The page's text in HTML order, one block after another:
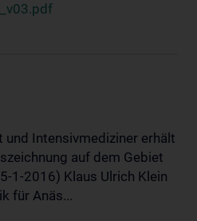
und Intensivmediziner erhält
auf dem Gebiet
1-2016) Klaus Ulrich Klein
für Anäs...